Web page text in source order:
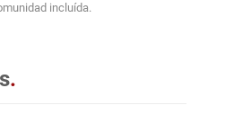
incluída.
.